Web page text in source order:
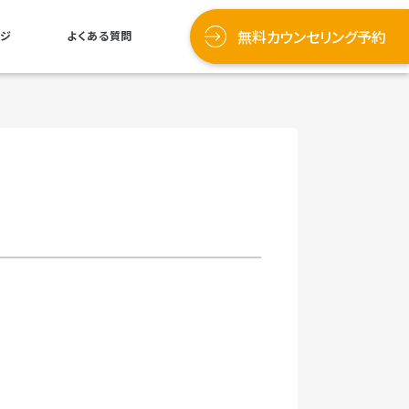
よくある質問 無料カウンセリング予約